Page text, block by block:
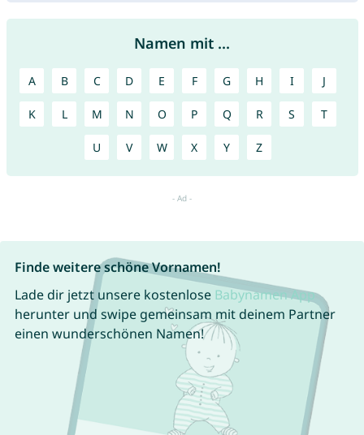
Namen mit ...
A B C D E F G H I J
K L M N O P Q R S T
U V W X Y Z
Finde weitere schöne Vornamen!
Lade dir jetzt unsere kostenlose Babynamen App
herunter und swipe gemeinsam mit deinem Partner
einen wunderschönen Namen!